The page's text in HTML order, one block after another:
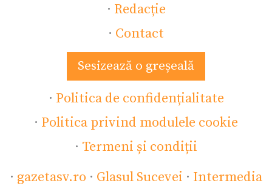
· Redacție
· Contact
Sesizează o greșeală
· Politica de confidențialitate
· Politica privind modulele cookie
· Termeni și condiții
· gazetasv.ro · Glasul Sucevei · Intermedia